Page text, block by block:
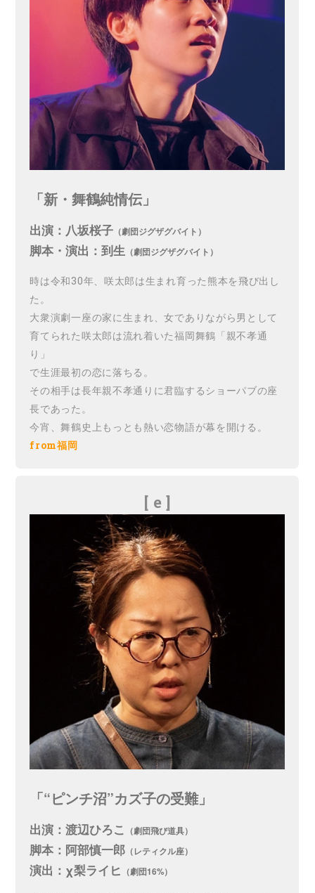
「新・舞鶴純情伝」
出演：八坂桜子 （劇団ジグザグバイト）
脚本・演出：到生 （劇団ジグザグバイト）
時は令和30年、咲太郎は生まれ育った熊本を飛び出し
た。
大衆演劇一座の家に生まれ、女でありながら男として
育てられた咲太郎は流れ着いた福岡舞鶴「親不孝通
り」
で生涯最初の恋に落ちる。
その相手は長年親不孝通りに君臨するショーパブの座
長であった。
今宵、舞鶴史上もっとも熱い恋物語が幕を開ける。
from福岡
[ e ]
「“ピンチ沼”カズ子の受難」
出演：渡辺ひろこ （劇団飛び道具）
脚本：阿部慎一郎 （レティクル座）
演出：χ梨ライヒ （劇団16%）